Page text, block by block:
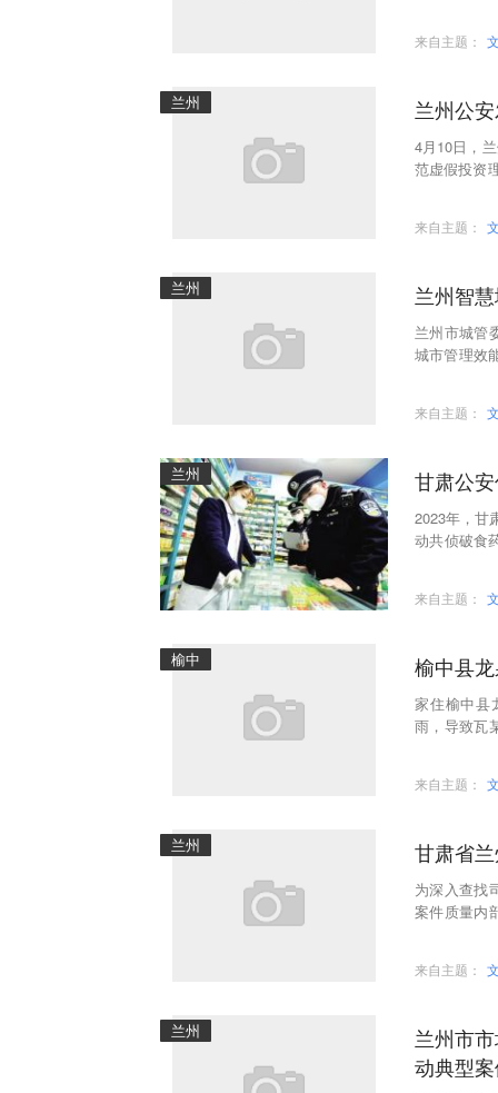
来自主题：
兰州 兰州公
4月10日，
范虚假投资
来自主题：
兰州 兰州智
兰州市城管
城市管理效
来自主题：
兰州 甘肃公
2023年，甘
动共侦破食
来自主题：
榆中 榆中县
家住榆中县
雨，导致瓦
来自主题：
兰州 甘肃省
为深入查找
案件质量内
来自主题：
兰州
兰州市
动典型